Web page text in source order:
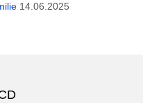
14.06.2025